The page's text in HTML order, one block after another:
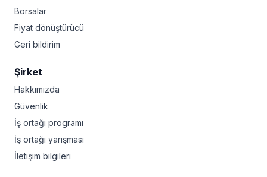
Borsalar
Fiyat dönüştürücü
Geri bildirim
Şirket
Hakkımızda
Güvenlik
İş ortağı programı
İş ortağı yarışması
İletişim bilgileri